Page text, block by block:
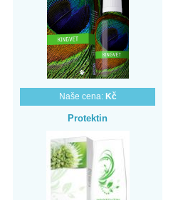
Naše cena: Kč
Protektin